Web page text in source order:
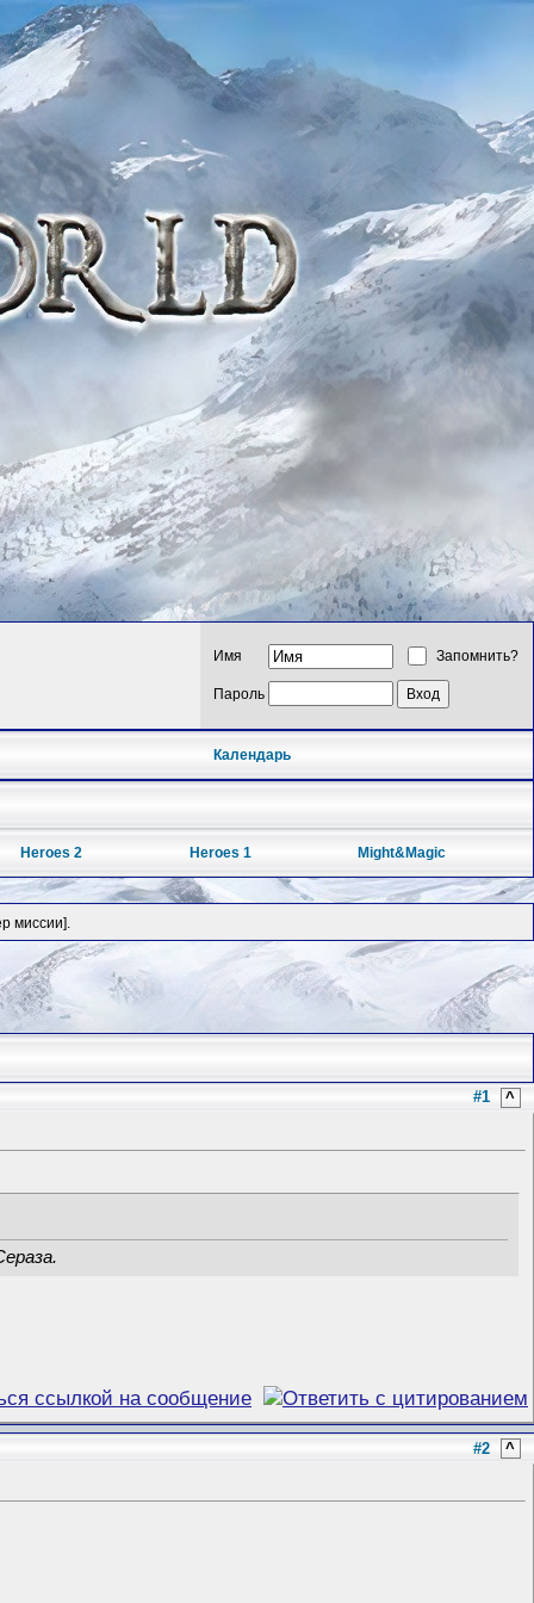
Имя Запомнить?
Пароль
Календарь
Heroes 2 Heroes 1 Might&Magic
миссии].
#1 ^
#2 ^